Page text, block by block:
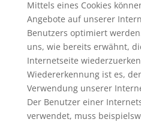
Mittels eines Cookies
Angebote auf unserer
Benutzers optimiert
uns, wie bereits erwähnt,
Internetseite
Wiedererkennung ist es,
Verwendung unserer
Der Benutzer einer
verwendet, muss